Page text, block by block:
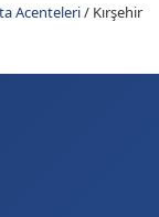
Acenteleri/ Kırşehir